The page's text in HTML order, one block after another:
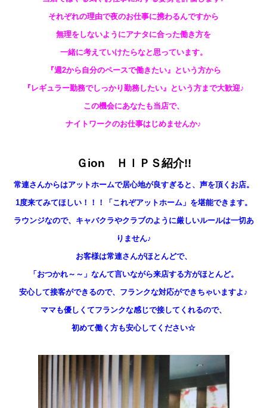
それぞれの理由で夜のお仕事に携わるんですから
無理をしないようにアナタに合った働き方を
一緒に考えていけたらなと思っています。
『週2から自分のペースで働きたい』という方から
『レギュラー勤務でしっかり勤務したい』という方まで大歓迎♪
この機会にあなたも当店で、
ナイトワークのお仕事はじめませんか♪
Ｇion ＨＩＰＳ紹介!!
常連さんからはアットホームで居心地が良すぎると、声を頂くお店。
1度来てみてほしい！！！「これぞアットホーム」を堪能できます。
ラウンジなので、キャバクラやクラブのように厳しいルールは一切あ
りません♪
お客様は常連さんがほとんどで、
「おつかれ～～」なんて言いながら来店する方がほとんど。
安心して接客ができるので、フランクな対応ができちゃいますよ♪
ママも優しくてフランクな感じで接してくれるので、
初めて働く方も安心してください☆